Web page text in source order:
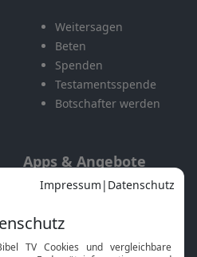
Weitersagen
Beten
Spenden
Testamentsspende
Botschafter werden
Apps & Angebote
Mobile App